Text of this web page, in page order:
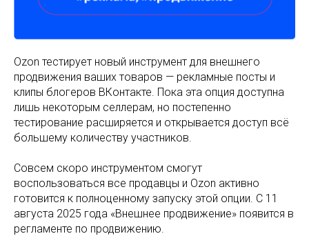
Ozon тестирует новый инструмент для внешнего
продвижения ваших товаров — рекламные посты и
клипы блогеров ВКонтакте. Пока эта опция доступна
лишь некоторым селлерам, но постепенно
тестирование расширяется и открывается доступ всё
большему количеству участников.
Совсем скоро инструментом смогут
воспользоваться все продавцы и Ozon активно
готовится к полноценному запуску этой опции. С 11
августа 2025 года «Внешнее продвижение» появится в
регламенте по продвижению.